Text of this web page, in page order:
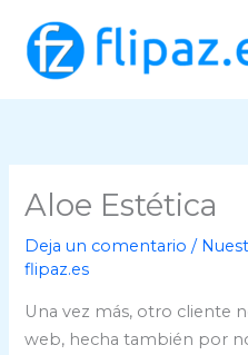
contenido
Aloe Estética
Deja un comentario /
flipaz.es
Una vez más, otro cliente
web, hecha también por